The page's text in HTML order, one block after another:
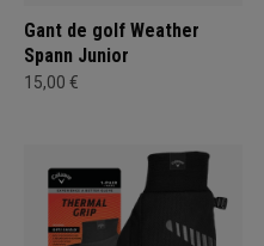
Gant de golf Weather
Spann Junior
15,00 €